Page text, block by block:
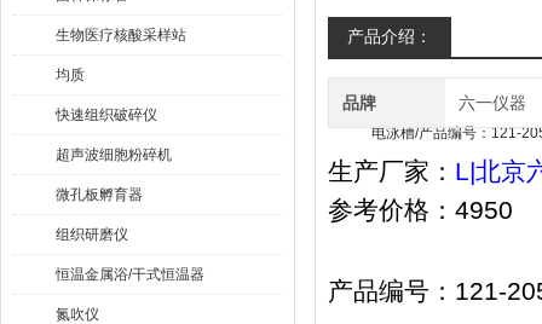
生物医疗核酸采样站
均质
快速组织破碎仪
超声波细胞粉碎机
微孔板孵育器
组织研磨仪
恒温金属浴/干式恒温器
氮吹仪
产品介绍：
品牌 六一仪器
生产厂家： L|北京
参考价格： 4950
产品编号： 121-